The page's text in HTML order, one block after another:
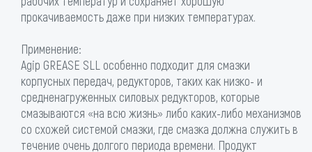
прокачиваемость даже при низких температурах.
Применение:
Agip GREASE SLL особенно подходит для смазки
корпусных передач, редукторов, таких как низко- и
средненагруженных силовых редукторов, которые
смазываются «на всю жизнь» либо каких-либо механизмов
со схожей системой смазки, где смазка должна служить в
течение очень долгого периода времени. Продукт